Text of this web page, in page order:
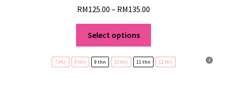
RM125.00 – RM135.00
Select options
7 thn 8 thn 9 thn 10 thn 11 thn 12 thn